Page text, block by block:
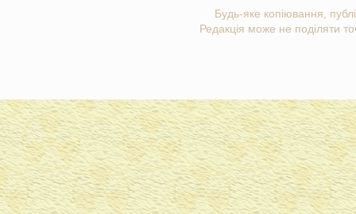
Будь-яке копіювання,
Редакція може не поділяти